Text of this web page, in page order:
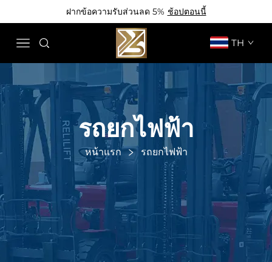
ฝากข้อความรับส่วนลด 5% ช้อปตอนนี้
TH
รถยกไฟฟ้า
หน้าแรก รถยกไฟฟ้า